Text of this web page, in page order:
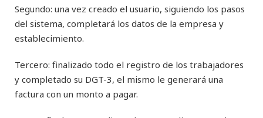
Segundo: una vez creado el usuario, siguiendo los pasos
del sistema, completará los datos de la empresa y
establecimiento.
Tercero: finalizado todo el registro de los trabajadores
y completado su DGT-3, el mismo le generará una
factura con un monto a pagar.